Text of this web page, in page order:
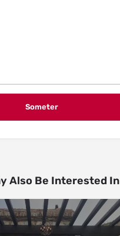
Also Be Interested In